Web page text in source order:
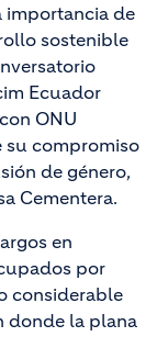
importancia de
sostenible
Ecuador
ONU
su compromiso
de género,
Cementera.
en
por
considerable
donde la plana